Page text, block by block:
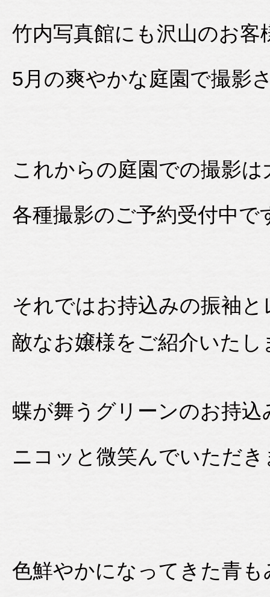
竹内写真館にも沢山のお
5月の爽やかな庭園で撮影
これからの庭園での撮影
各種撮影のご予約受付中で
それではお持込みの振袖
敵なお嬢様をご紹介いたし
蝶が舞うグリーンのお持込
ニコッと微笑んでいただ
色鮮やかになってきた青